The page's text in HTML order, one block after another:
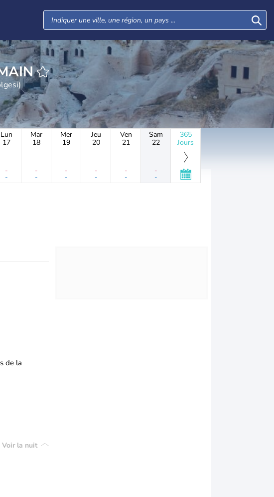
Lun
17
-
-
Mar
18
-
-
Mer
19
-
-
Jeu
20
-
-
Ven
21
-
-
Sam
22
-
-
365
Jours
de la
Voir la nuit